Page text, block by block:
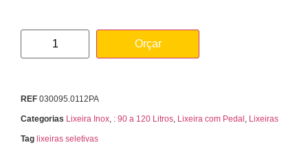
Orçar
REF 030095.0112PA
Categorias Lixeira Inox : 90 a 120 Litros Lixeira com Pedal Lixeiras
Tag lixeiras seletivas